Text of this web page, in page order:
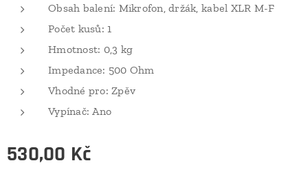
Obsah balení: Mikrofon, držák, kabel XLR M-F
Počet kusů: 1
Hmotnost: 0,3 kg
Impedance: 500 Ohm
Vhodné pro: Zpěv
Vypínač: Ano
530,00 Kč